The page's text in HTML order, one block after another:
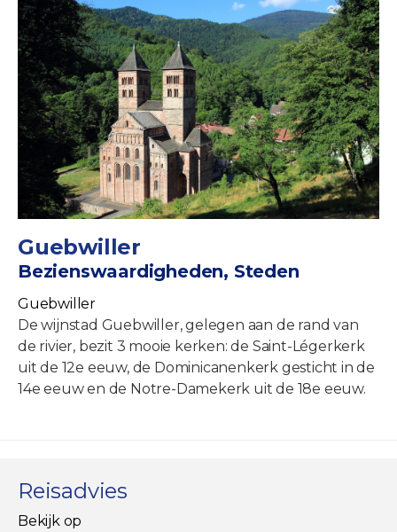
Guebwiller
Bezienswaardigheden, Steden
Guebwiller
De wijnstad Guebwiller, gelegen aan de rand van
de rivier, bezit 3 mooie kerken: de Saint-Légerkerk
uit de 12e eeuw, de Dominicanenkerk gesticht in de
14e eeuw en de Notre-Damekerk uit de 18e eeuw.
Reisadvies
Bekijk op